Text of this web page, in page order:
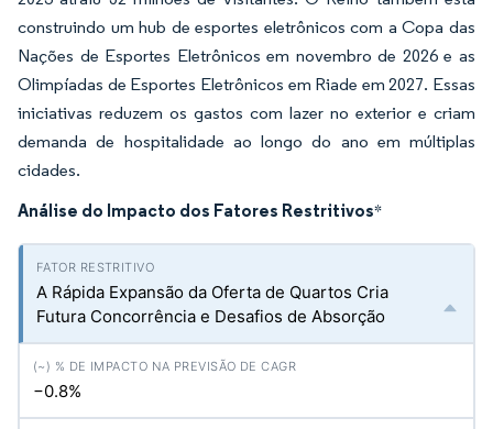
construindo um hub de esportes eletrônicos com a Copa das
Nações de Esportes Eletrônicos em novembro de 2026 e as
Olimpíadas de Esportes Eletrônicos em Riade em 2027. Essas
iniciativas reduzem os gastos com lazer no exterior e criam
demanda de hospitalidade ao longo do ano em múltiplas
cidades.
Análise do Impacto dos Fatores Restritivos*
A Rápida Expansão da Oferta de Quartos Cria
Futura Concorrência e Desafios de Absorção
−0.8%